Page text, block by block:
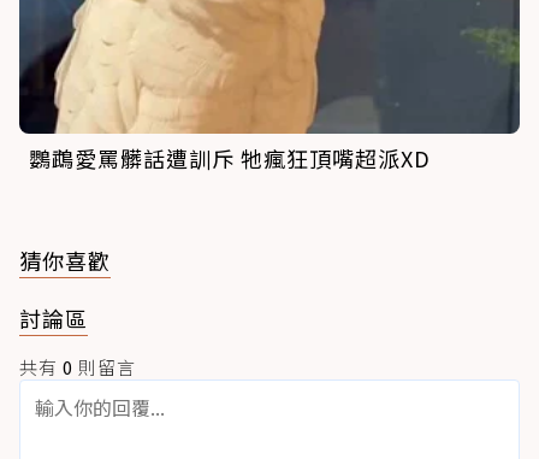
鸚鵡愛罵髒話遭訓斥 牠瘋狂頂嘴超派XD
猜你喜歡
討論區
共有 0 則留言